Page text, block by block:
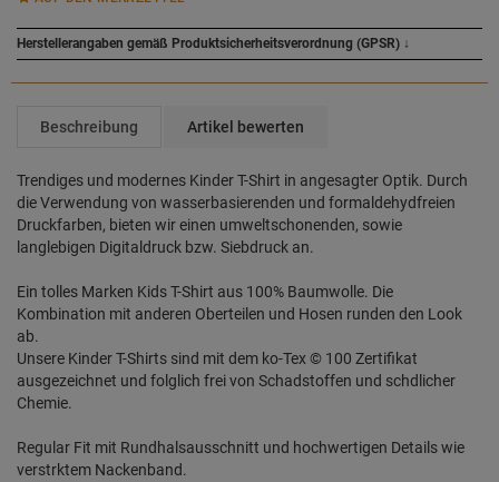
Herstellerangaben gemäß Produktsicherheitsverordnung (GPSR) ↓
Beschreibung Artikel bewerten
Trendiges und modernes Kinder T-Shirt in angesagter Optik. Durch
die Verwendung von wasserbasierenden und formaldehydfreien
Druckfarben, bieten wir einen umweltschonenden, sowie
langlebigen Digitaldruck bzw. Siebdruck an.
Ein tolles Marken Kids T-Shirt aus 100% Baumwolle. Die
Kombination mit anderen Oberteilen und Hosen runden den Look
ab.
Unsere Kinder T-Shirts sind mit dem ko-Tex © 100 Zertifikat
ausgezeichnet und folglich frei von Schadstoffen und schdlicher
Chemie.
Regular Fit mit Rundhalsausschnitt und hochwertigen Details wie
verstrktem Nackenband.